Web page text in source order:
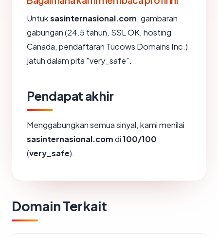
Untuksasinternasional.com, gambaran
gabungan (24.5 tahun, SSL OK, hosting
Canada, pendaftaran Tucows Domains Inc.)
jatuh dalam pita "very_safe".
Pendapat akhir
Menggabungkan semua sinyal, kami menilai
sasinternasional.comdi100/100
(very_safe).
Domain Terkait